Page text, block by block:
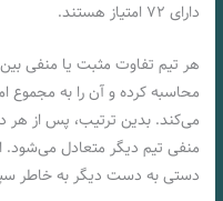
دارای ۷۲ امتیاز هستند.
محاسبه کرده و آن را به مجموع
می‌کند. بدین ترتیب، پس از هر
منفی تیم دیگر متعادل می‌شود.
دستی به دست دیگر به خاطر